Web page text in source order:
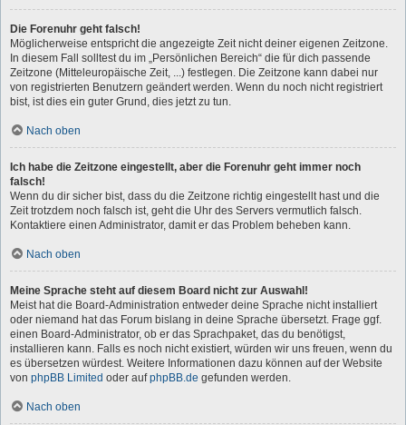
Die Forenuhr geht falsch!
Möglicherweise entspricht die angezeigte Zeit nicht deiner eigenen Zeitzone.
In diesem Fall solltest du im „Persönlichen Bereich“ die für dich passende
Zeitzone (Mitteleuropäische Zeit, ...) festlegen. Die Zeitzone kann dabei nur
von registrierten Benutzern geändert werden. Wenn du noch nicht registriert
bist, ist dies ein guter Grund, dies jetzt zu tun.
Nach oben
Ich habe die Zeitzone eingestellt, aber die Forenuhr geht immer noch
falsch!
Wenn du dir sicher bist, dass du die Zeitzone richtig eingestellt hast und die
Zeit trotzdem noch falsch ist, geht die Uhr des Servers vermutlich falsch.
Kontaktiere einen Administrator, damit er das Problem beheben kann.
Nach oben
Meine Sprache steht auf diesem Board nicht zur Auswahl!
Meist hat die Board-Administration entweder deine Sprache nicht installiert
oder niemand hat das Forum bislang in deine Sprache übersetzt. Frage ggf.
einen Board-Administrator, ob er das Sprachpaket, das du benötigst,
installieren kann. Falls es noch nicht existiert, würden wir uns freuen, wenn du
es übersetzen würdest. Weitere Informationen dazu können auf der Website
von phpBB Limited oder aufphpBB.de gefunden werden.
Nach oben